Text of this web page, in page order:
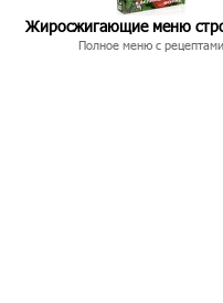
Жиросжигающие меню
Полное меню с рецептами